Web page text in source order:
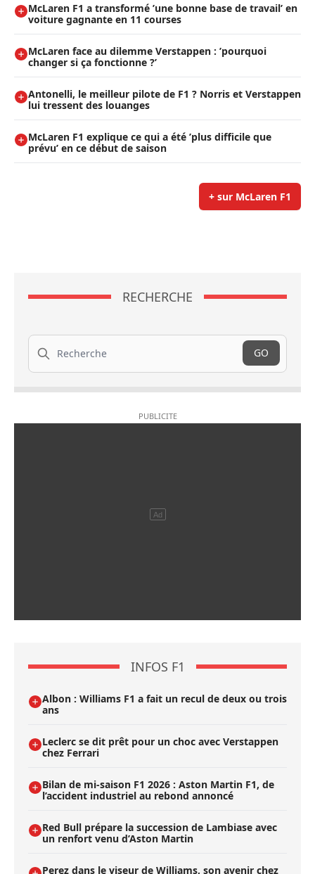
McLaren F1 a transformé ’une bonne base de travail’ en
voiture gagnante en 11 courses
McLaren face au dilemme Verstappen : ’pourquoi
changer si ça fonctionne ?’
Antonelli, le meilleur pilote de F1 ? Norris et Verstappen
lui tressent des louanges
McLaren F1 explique ce qui a été ’plus difficile que
prévu’ en ce début de saison
+ sur McLaren F1
RECHERCHE
Recherche
GO
INFOS F1
Albon : Williams F1 a fait un recul de deux ou trois
ans
Leclerc se dit prêt pour un choc avec Verstappen
chez Ferrari
Bilan de mi-saison F1 2026 : Aston Martin F1, de
l’accident industriel au rebond annoncé
Red Bull prépare la succession de Lambiase avec
un renfort venu d’Aston Martin
Perez dans le viseur de Williams, son avenir chez